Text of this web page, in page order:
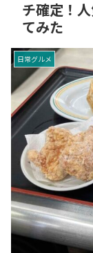
チ確定！
てみた
日常グルメ